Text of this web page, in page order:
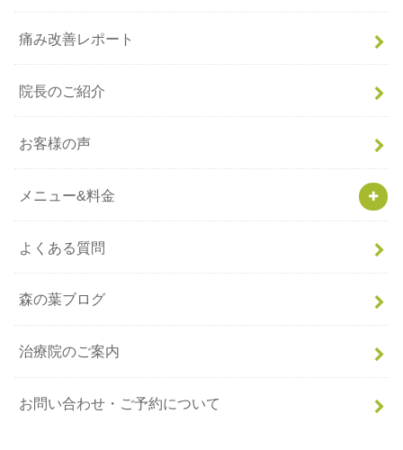
痛み改善レポート
院長のご紹介
お客様の声
メニュー&料金
よくある質問
森の葉ブログ
治療院のご案内
お問い合わせ・ご予約について